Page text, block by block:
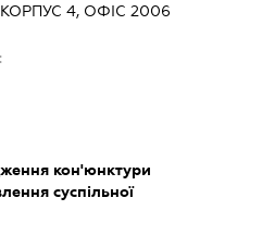
4, ОФІС 2006
кон'юнктури
суспільної